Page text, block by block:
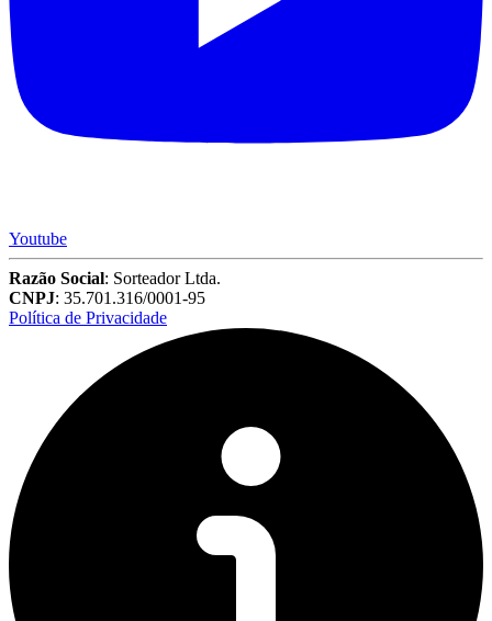
Youtube
Razão Social: Sorteador Ltda.
CNPJ: 35.701.316/0001-95
Política de Privacidade